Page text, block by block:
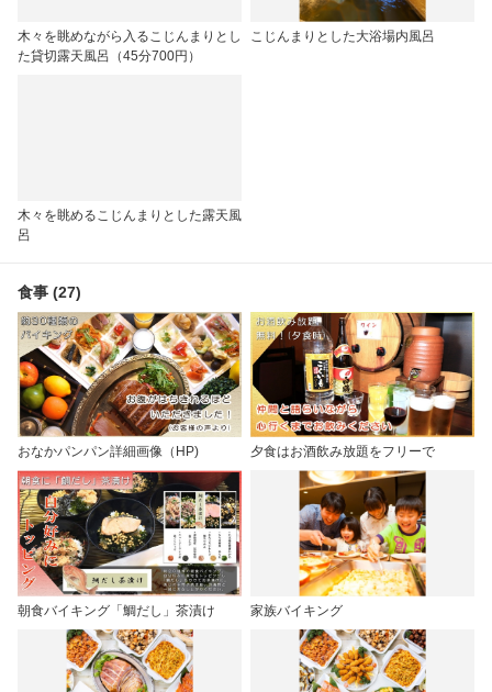
木々を眺めながら入るこじんまりとし
た貸切露天風呂（45分700円）
こじんまりとした大浴場内風呂
木々を眺めるこじんまりとした露天風
呂
食事 (27)
おなかパンパン詳細画像（HP) 夕食はお酒飲み放題をフリーで
朝食バイキング「鯛だし」茶漬け 家族バイキング